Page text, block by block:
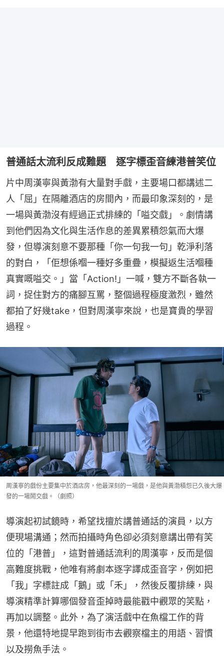
普通話太流利反成難題 逐字標歪音練港普笑位
片中周漢寧與黃渤有大量對手戲，主要場口都講述二
人「屈」在隔離酒店的房間內，而最印象深刻的，是
一場與黃渤沒有經過正式排練的「嗌交戲」。劇情講
到他們因為文化與生活作息的差異累積怨氣而大爆
發，但導演刻意不要那種「你一句我一句」乾淨利落
的對白，「佢想係嗰一種好多重疊，模擬返生活嗰種
真實嘅嗌交。」當「Action!」一喊，雙方不斷各執一
詞，捉住對方的痛腳互罵，整個過程極度激烈，雖然
都拍了好幾take，但對周漢寧來說，也是寶貴的學習
過程。
周漢寧的戲份主要集中於酒店房，他最深刻的一場戲，是他與黃渤積怨已久後大爆
發的一場鬧交戲。（劇照）
導演起初試鏡時，希望找擅於講普通話的演員，以方
便現場溝通；然而拍攝時角色卻必須刻意講出帶有笑
位的「港普」，這對普通話流利的周漢寧，反而是個
高難度挑戰，他唯有將劇本逐字譯成歪音字，例如把
「我」字標註成「鵝」或「禾」，然後反覆排練，與
導演精準計算哪個發音歪掉時最能戳中觀眾的笑點，
再加以調整。此外，為了演活戲中在魚檔工作的背
景，他還特地提早跑到街市去觀察檔主的用語、習慣
以及撈魚手法。